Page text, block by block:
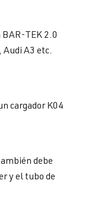
BAR-TEK 2.0
A3 etc.
cargador K04
debe
y el tubo de